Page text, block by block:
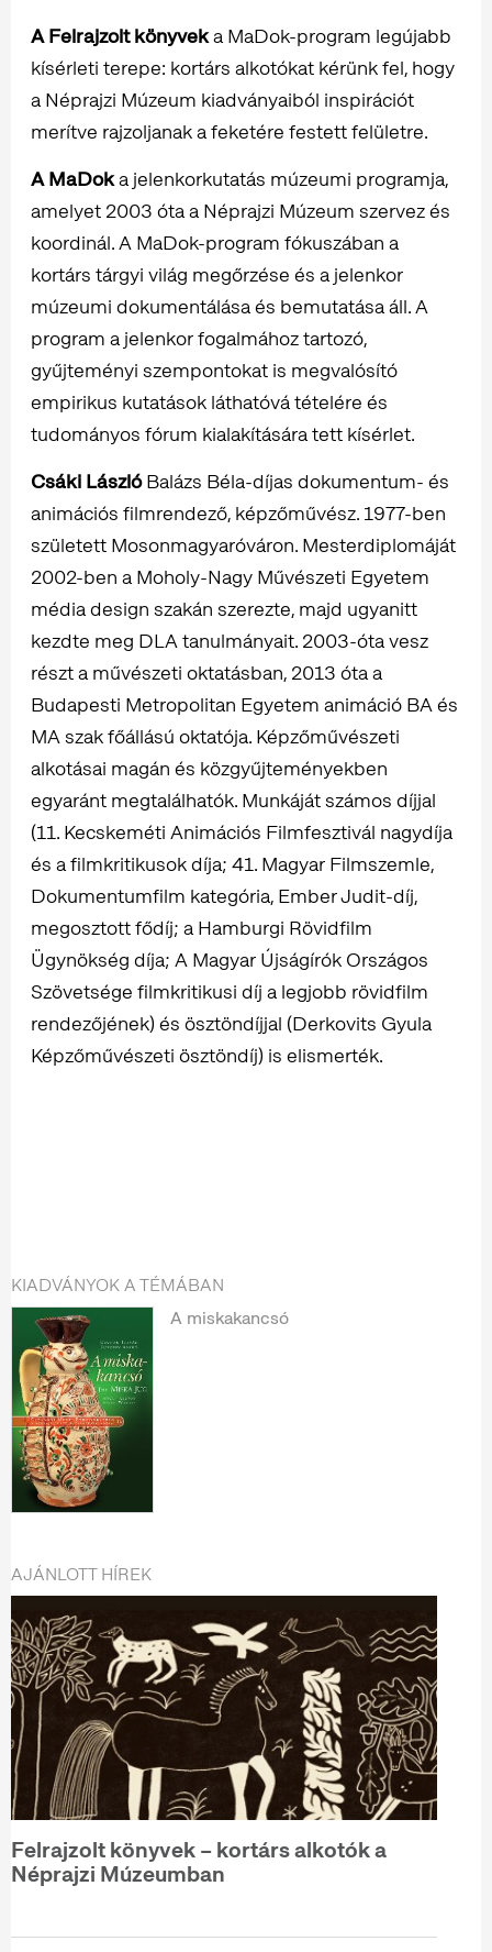
A Felrajzolt könyveka MaDok-program legújabb
kísérleti terepe: kortárs alkotókat kérünk fel, hogy
a Néprajzi Múzeum kiadványaiból inspirációt
merítve rajzoljanak a feketére festett felületre.
A MaDoka jelenkorkutatás múzeumi programja,
amelyet 2003 óta a Néprajzi Múzeum szervez és
koordinál. A MaDok-program fókuszában a
kortárs tárgyi világ megőrzése és a jelenkor
múzeumi dokumentálása és bemutatása áll. A
program a jelenkor fogalmához tartozó,
gyűjteményi szempontokat is megvalósító
empirikus kutatások láthatóvá tételére és
tudományos fórum kialakítására tett kísérlet.
Csáki LászlóBalázs Béla-díjas dokumentum- és
animációs filmrendező, képzőművész. 1977-ben
született Mosonmagyaróváron. Mesterdiplomáját
2002-ben a Moholy-Nagy Művészeti Egyetem
média design szakán szerezte, majd ugyanitt
kezdte meg DLA tanulmányait. 2003-óta vesz
részt a művészeti oktatásban, 2013 óta a
Budapesti Metropolitan Egyetem animáció BA és
MA szak főállású oktatója. Képzőművészeti
alkotásai magán és közgyűjteményekben
egyaránt megtalálhatók. Munkáját számos díjjal
(11. Kecskeméti Animációs Filmfesztivál nagydíja
és a filmkritikusok díja; 41. Magyar Filmszemle,
Dokumentumfilm kategória, Ember Judit-díj,
megosztott fődíj; a Hamburgi Rövidfilm
Ügynökség díja; A Magyar Újságírók Országos
Szövetsége filmkritikusi díj a legjobb rövidfilm
rendezőjének) és ösztöndíjjal (Derkovits Gyula
Képzőművészeti ösztöndíj) is elismerték.
KIADVÁNYOK A TÉMÁBAN
A miskakancsó
AJÁNLOTT HÍREK
Felrajzolt könyvek – kortárs alkotók a
Néprajzi Múzeumban